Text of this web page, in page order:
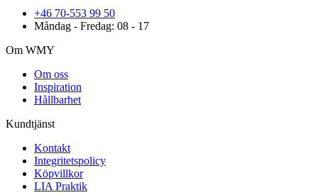
+46 70-553 99 50
Måndag - Fredag: 08 - 17
Om WMY
Om oss
Inspiration
Hållbarhet
Kundtjänst
Kontakt
Integritetspolicy
Köpvillkor
LIA Praktik